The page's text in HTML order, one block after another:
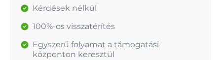
Kérdések nélkül
100%-os visszatérítés
Egyszerű folyamat a támogatási
központon keresztül